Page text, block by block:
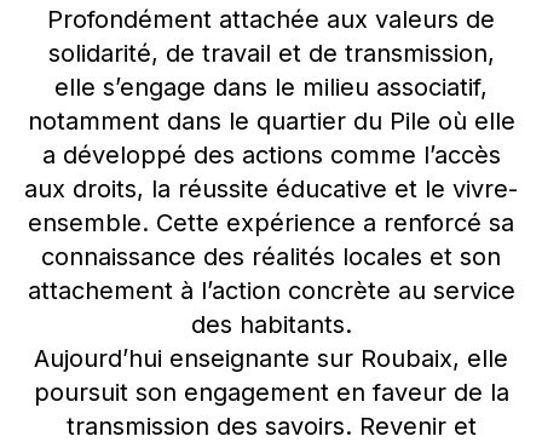
Profondément attachée aux valeurs de
solidarité, de travail et de transmission,
elle s’engage dans le milieu associatif,
notamment dans le quartier du Pile où elle
a développé des actions comme l’accès
aux droits, la réussite éducative et le vivre-
ensemble. Cette expérience a renforcé sa
connaissance des réalités locales et son
attachement à l’action concrète au service
des habitants.
Aujourd’hui enseignante sur Roubaix, elle
poursuit son engagement en faveur de la
transmission des savoirs. Revenir et